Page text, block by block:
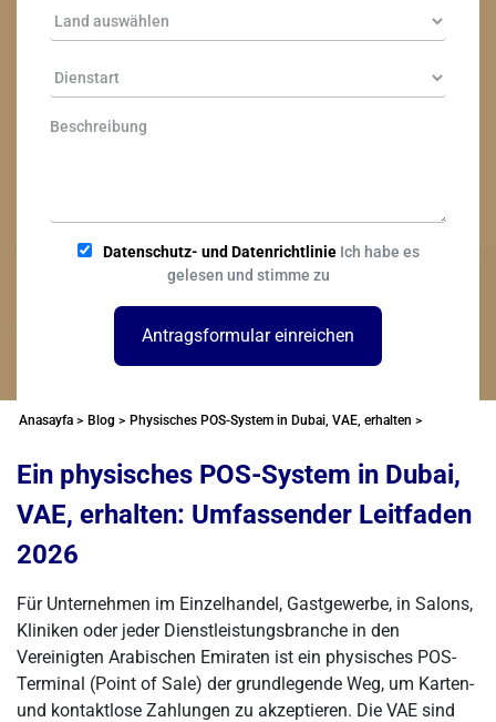
Datenschutz- und DatenrichtlinieIch habe es
gelesen und stimme zu
Antragsformular einreichen
Anasayfa > Blog > Physisches POS-System in Dubai, VAE, erhalten >
Ein physisches POS-System in Dubai,
VAE, erhalten: Umfassender Leitfaden
2026
Für Unternehmen im Einzelhandel, Gastgewerbe, in Salons,
Kliniken oder jeder Dienstleistungsbranche in den
Vereinigten Arabischen Emiraten ist ein physisches POS-
Terminal (Point of Sale) der grundlegende Weg, um Karten-
und kontaktlose Zahlungen zu akzeptieren. Die VAE sind